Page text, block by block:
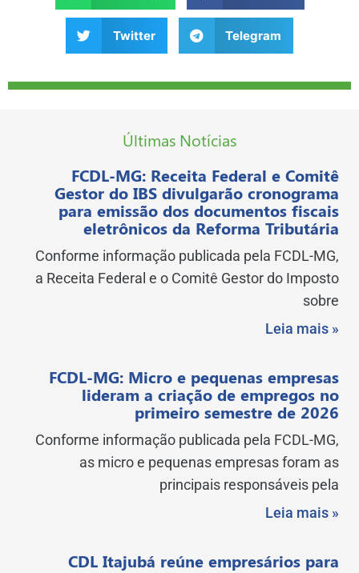
Twitter Telegram
Últimas Notícias
FCDL-MG: Receita Federal e Comitê
Gestor do IBS divulgarão cronograma
para emissão dos documentos fiscais
eletrônicos da Reforma Tributária
Conforme informação publicada pela FCDL-MG,
a Receita Federal e o Comitê Gestor do Imposto
sobre
Leia mais »
FCDL-MG: Micro e pequenas empresas
lideram a criação de empregos no
primeiro semestre de 2026
Conforme informação publicada pela FCDL-MG,
as micro e pequenas empresas foram as
principais responsáveis pela
Leia mais »
CDL Itajubá reúne empresários para